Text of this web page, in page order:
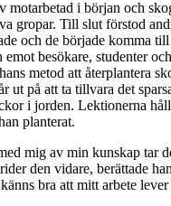
motarbetad i början och
gropar. Till slut förstod
och de började komma
emot besökare, studenter
metod att återplantera
ut på att ta tillvara det
i jorden. Lektionerna
planterat.
mig av min kunskap tar
den vidare, berättade
bra att mitt arbete